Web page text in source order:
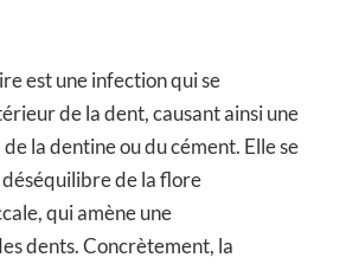
est une infection qui se
de la dent, causant ainsi une
de la dentine ou du cément. Elle se
de la flore
qui amène une
dents. Concrètement, la